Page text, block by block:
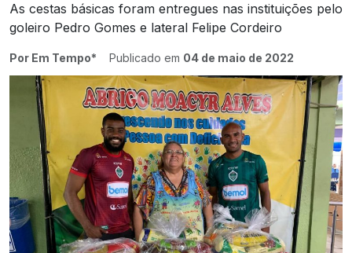
As cestas básicas foram entregues nas instituições pelo
goleiro Pedro Gomes e lateral Felipe Cordeiro
Por Em Tempo* Publicado em 04 de maio de 2022